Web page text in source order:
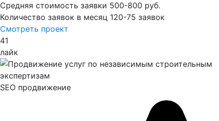
Средняя стоимость заявки 500-800 руб.
Количество заявок в месяц 120-75 заявок
Смотреть проект
41
лайк
SEO продвижение